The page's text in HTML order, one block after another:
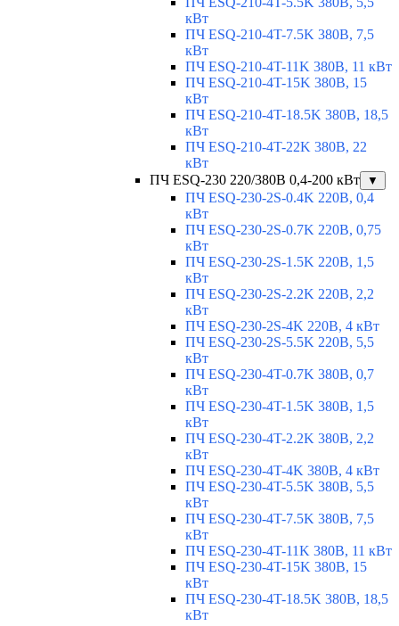
кВт
ПЧ ESQ-210-4T-7.5K 380В, 7,5
кВт
ПЧ ESQ-210-4T-11K 380В, 11 кВт
ПЧ ESQ-210-4T-15K 380В, 15
кВт
ПЧ ESQ-210-4T-18.5K 380В, 18,5
кВт
ПЧ ESQ-210-4T-22K 380В, 22
кВт
ПЧ ESQ-230 220/380В 0,4-200 кВт
▼
ПЧ ESQ-230-2S-0.4K 220В, 0,4
кВт
ПЧ ESQ-230-2S-0.7K 220В, 0,75
кВт
ПЧ ESQ-230-2S-1.5K 220В, 1,5
кВт
ПЧ ESQ-230-2S-2.2K 220В, 2,2
кВт
ПЧ ESQ-230-2S-4K 220В, 4 кВт
ПЧ ESQ-230-2S-5.5K 220В, 5,5
кВт
ПЧ ESQ-230-4T-0.7K 380В, 0,7
кВт
ПЧ ESQ-230-4T-1.5K 380В, 1,5
кВт
ПЧ ESQ-230-4T-2.2K 380В, 2,2
кВт
ПЧ ESQ-230-4T-4K 380В, 4 кВт
ПЧ ESQ-230-4T-5.5K 380В, 5,5
кВт
ПЧ ESQ-230-4T-7.5K 380В, 7,5
кВт
ПЧ ESQ-230-4T-11K 380В, 11 кВт
ПЧ ESQ-230-4T-15K 380В, 15
кВт
ПЧ ESQ-230-4T-18.5K 380В, 18,5
кВт